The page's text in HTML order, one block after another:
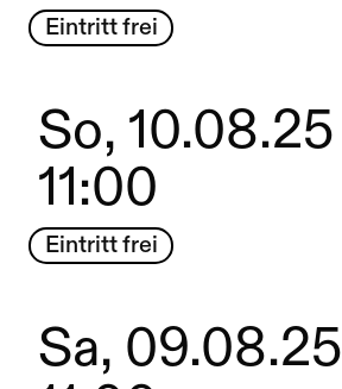
Eintritt frei
So, 10.08.25
11:00
Eintritt frei
Sa, 09.08.25